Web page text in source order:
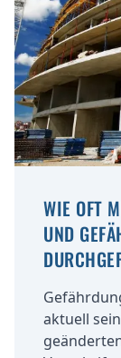
WIE OFT
UND
aktuell